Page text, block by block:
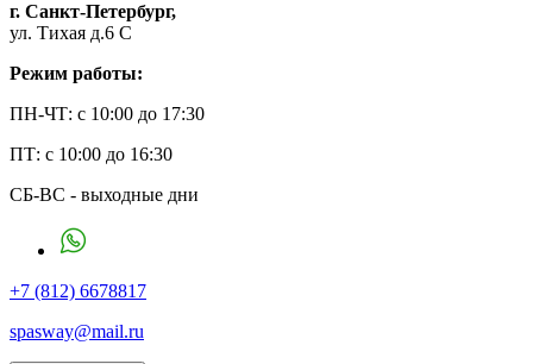
г. Санкт-Петербург,
ул. Тихая д.6 С
Режим работы:
ПН-ЧТ: с 10:00 до 17:30
ПТ: с 10:00 до 16:30
СБ-ВС - выходные дни
+7 (812) 6678817
spasway@mail.ru